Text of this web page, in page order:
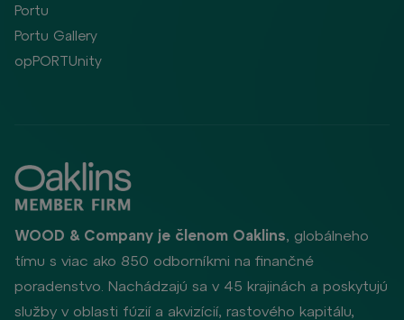
Portu
Portu Gallery
opPORTUnity
WOOD & Company je členom Oaklins, globálneho
tímu s viac ako 850 odborníkmi na finančné
poradenstvo. Nachádzajú sa v 45 krajinách a poskytujú
služby v oblasti fúzií a akvizícií, rastového kapitálu,